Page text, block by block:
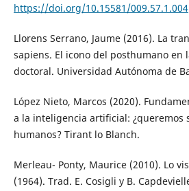
https://doi.org/10.15581/009.57.1.004
Llorens Serrano, Jaume (2016). La
sapiens. El icono del posthumano en
doctoral. Universidad Autónoma de
López Nieto, Marcos (2020).
a la inteligencia artificial: ¿queremos
humanos? Tirant lo Blanch.
Merleau- Ponty, Maurice (2010). Lo
(1964). Trad. E. Cosigli y B.